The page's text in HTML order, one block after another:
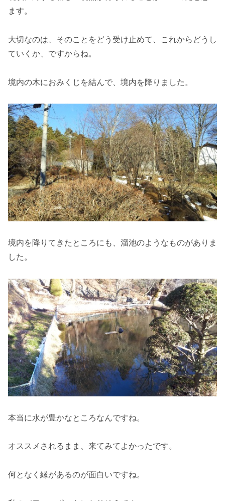
ます。
大切なのは、そのことをどう受け止めて、これからどうし
ていくか、ですからね。
境内の木におみくじを結んで、境内を降りました。
境内を降りてきたところにも、溜池のようなものがありま
した。
本当に水が豊かなところなんですね。
オススメされるまま、来てみてよかったです。
何となく縁があるのが面白いですね。